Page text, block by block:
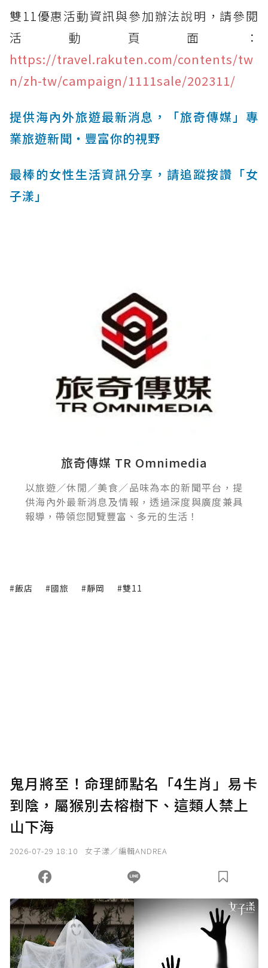
雙11優惠活動資訊與參加辦法說明，請參閱
活動頁面：
https://travel.rakuten.com/contents/tw
n/zh-tw/campaign/1111sale/202311/
提供海內外旅遊最新消息，「旅奇傳媒」專
業旅遊新聞‧豐富你的視野
最棒的女性生活資訊分享，請追蹤按讚「女
子漾」
旅奇傳媒 TR Omnimedia
以旅遊／休閒／美食／品味為本的新聞平台，提
供海內外最新消息及情報，透過深度與廣度兼具
報導，帶領您閱覽豐富、多元的生活！
#飯店 #國旅 #靜岡 #雙11
鬼月將至！命理師點名「4生肖」易卡
到陰，屬猴別去榕樹下、這類人禁上
山下海
2026-07-29 18:10 女子漾／編輯ANDREA